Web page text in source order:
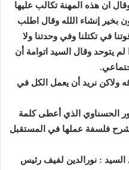
ان هذه المهنة تكالب عليها
بخير إنشاء اللله وقال اطلب
في تكتلنا وفي وحدتنا ولا
يتوحد وقال السيد اتوامة أن
ولاكن نريد أن يعمل الكل في
الحسناوي الذي أعطى كلمة
فلسفة عملها في المستقبل
السيد : نورالدين لفيف رئيس